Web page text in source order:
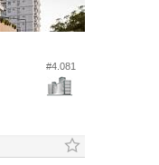
#4.081